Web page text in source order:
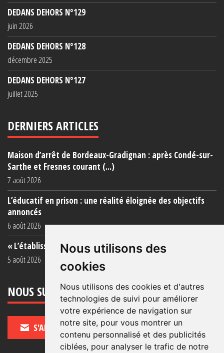
Nous utilisons des
cookies
Nous utilisons des cookies et d'autres
technologies de suivi pour améliorer
votre expérience de navigation sur
notre site, pour vous montrer un
contenu personnalisé et des publicités
ciblées, pour analyser le trafic de notre
DEDANS DEHORS N°129
juin 2026
DEDANS DEHORS N°128
décembre 2025
DEDANS DEHORS N°127
juillet 2025
DERNIERS ARTICLES
Maison d’arrêt de Bordeaux-Gradignan : après Condé-sur-
Sarthe et Fresnes courant (...)
7 août 2026
L’éducatif en prison : une réalité éloignée des objectifs
annoncés
6 août 2026
« L’établissement est une porcherie totale »
5 août 2026
NOUS SUIVRE
S'ABONNER